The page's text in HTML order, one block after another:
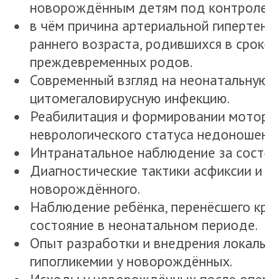
новорождённым детям под
в чём причина артериальной
раннего возраста, родившихся в
преждевременных родов.
Современный взгляд на
цитомегаловирусную инфекцию.
Реабилитация и формировании
неврологического статуса
Интранатальное наблюдение за
Диагностические тактики асфиксии и
новорождённого.
Наблюдение ребёнка, перенёсшего
состояние в неонатальном периоде.
Опыт разработки и внедрения
гипогликемии у новорождённых.